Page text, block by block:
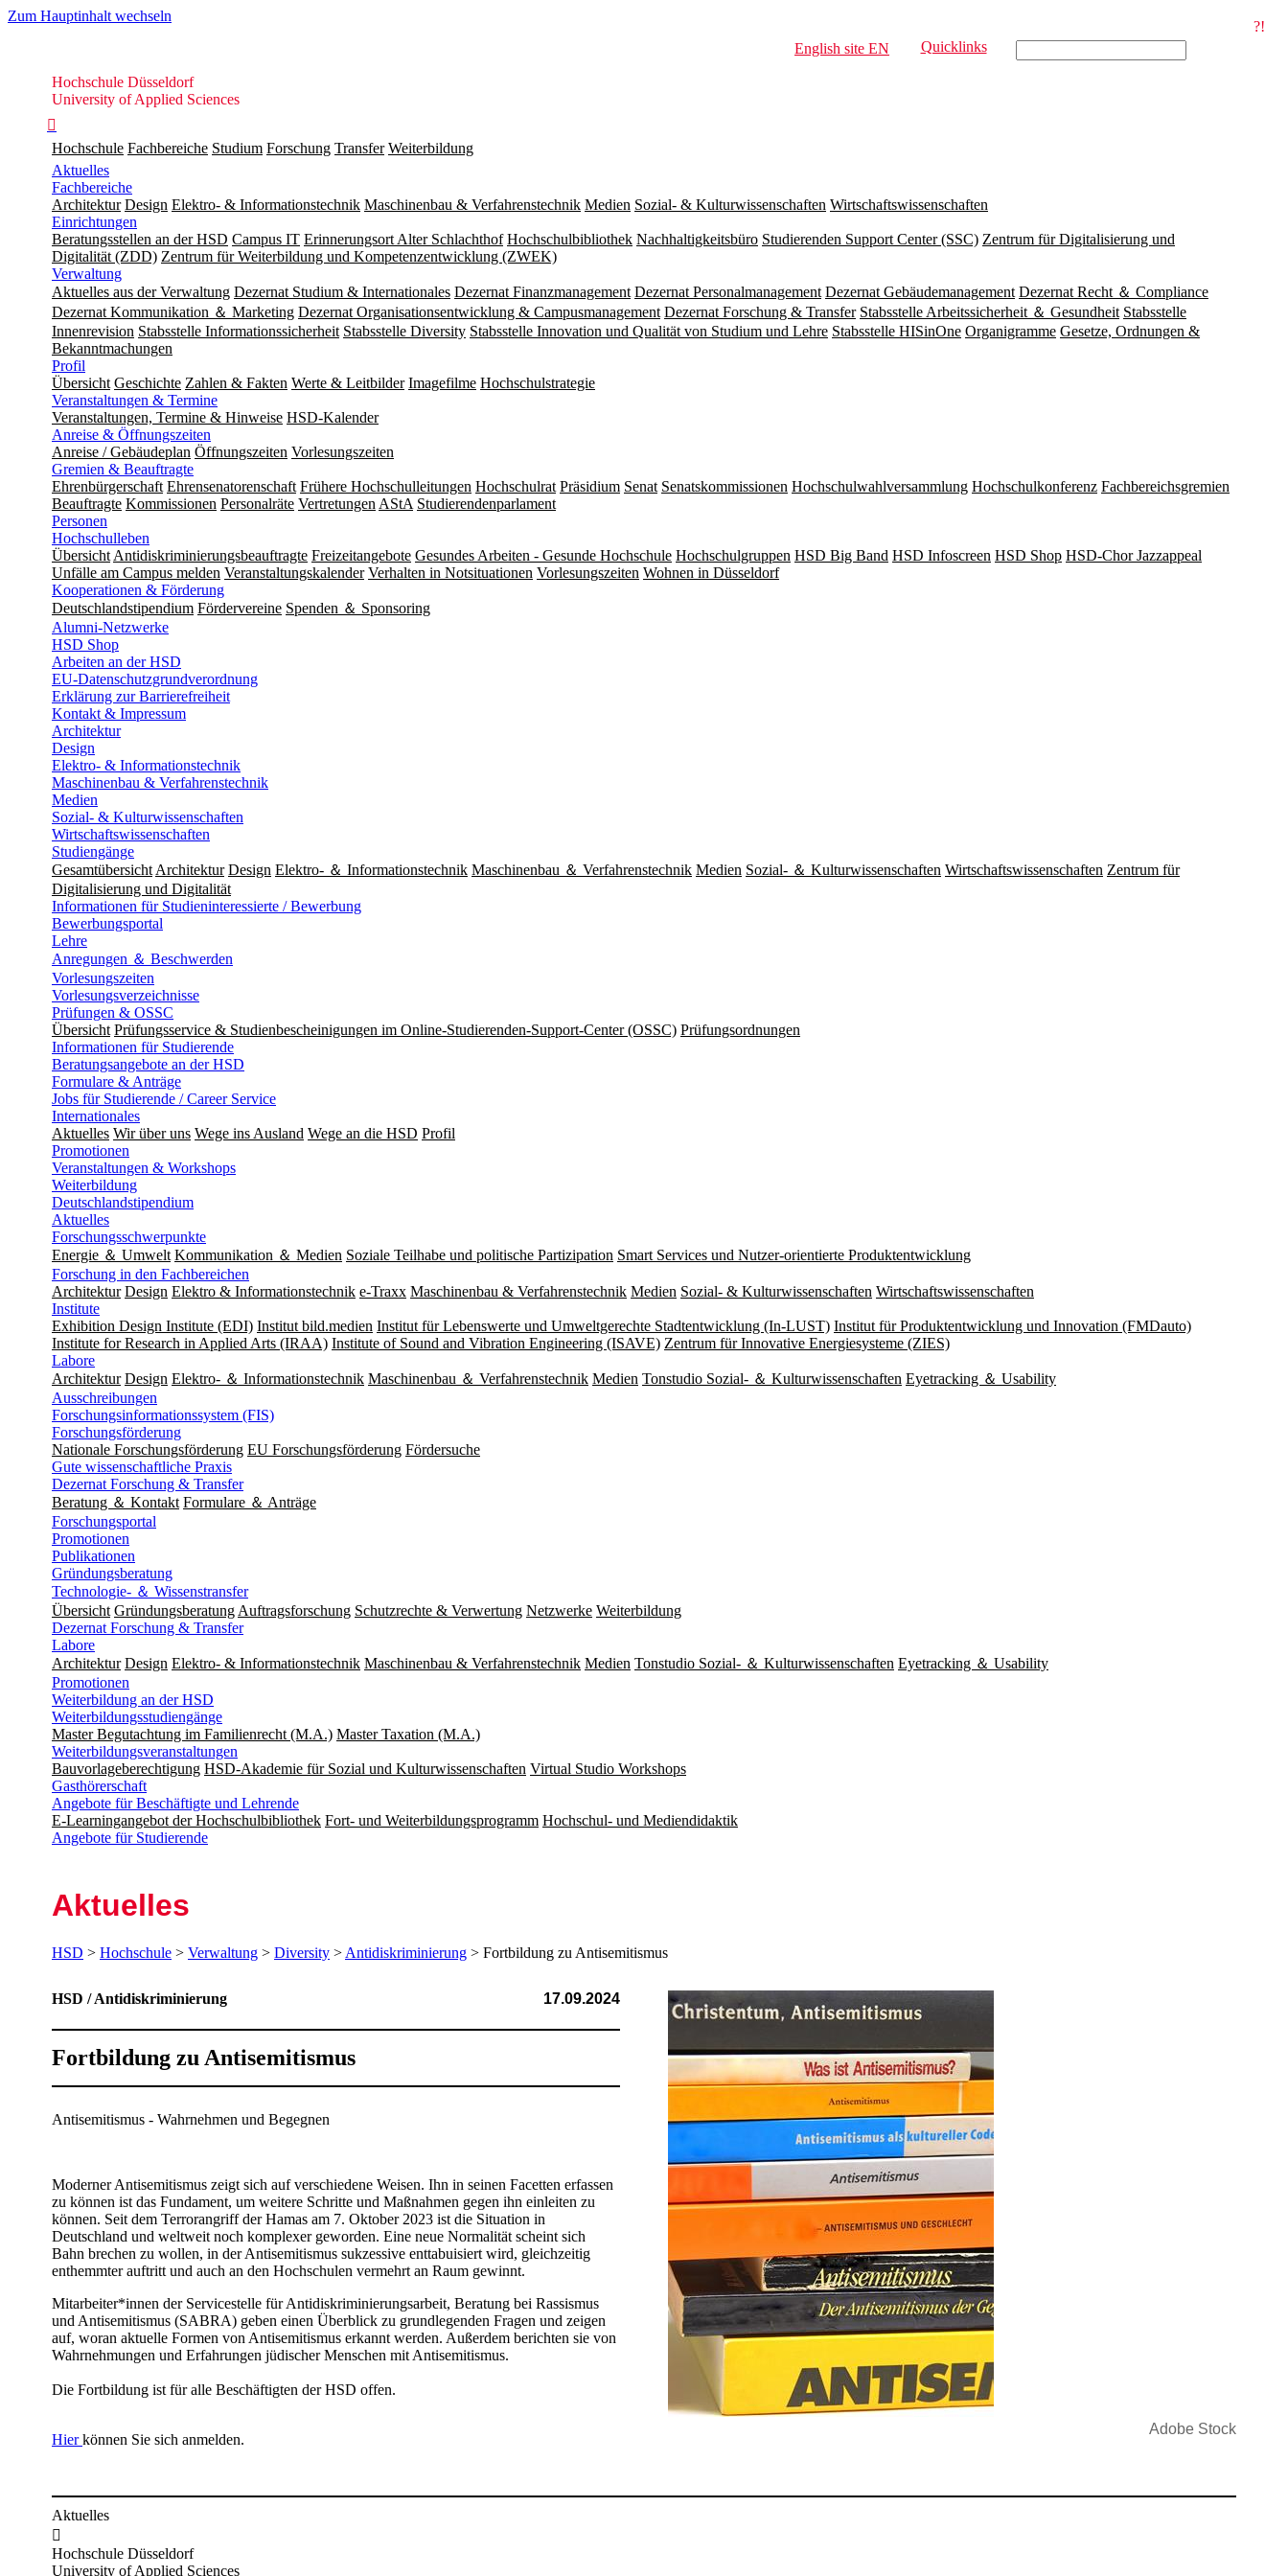
Zum Hauptinhalt wechseln
?!
Hochschule
Düsseldorf
Hochschule Düsseldorf
University of Applied Sciences

English site EN Quicklinks
Hochschule Fachbereiche Studium Forschung Transfer Weiterbildung
Aktuelles
Fachbereiche
Architektur Design Elektro- & Informationstechnik Maschinenbau & Verfahrenstechnik Medien Sozial- & Kulturwissenschaften Wirtschaftswissenschaften
Einrichtungen
Beratungsstellen an der HSD Campus IT Erinnerungsort Alter Schlachthof Hochschulbibliothek Nachhaltigkeitsbüro Studierenden Support Center (SSC) Zentrum für Digitalisierung und
Digitalität (ZDD) Zentrum für Weiterbildung und Kompetenzentwicklung (ZWEK)
Verwaltung
Aktuelles aus der Verwaltung Dezernat Studium & Internationales Dezernat Finanzmanagement Dezernat Personalmanagement Dezernat Gebäudemanagement Dezernat Recht ＆ Compliance
Dezernat Kommunikation ＆ Marketing Dezernat Organisationsentwicklung & Campusmanagement Dezernat Forschung & Transfer Stabsstelle Arbeitssicherheit ＆ Gesundheit Stabsstelle
Innenrevision Stabsstelle In­for­ma­ti­ons­sicher­heit Stabsstelle Diversity Stabsstelle Innovation und Qualität von Studium und Lehre Stabsstelle HISinOne Organigramme Gesetze, Ordnungen &
Bekanntmachungen
Profil
Übersicht Geschichte Zahlen & Fakten Werte & Leitbilder Imagefilme Hochschulstrategie
Veranstaltungen & Termine
Veranstaltungen, Termine & Hinweise HSD-Kalender
Anreise & Öffnungszeiten
Anreise / Gebäudeplan Öffnungszeiten Vorlesungszeiten
Gremien & Beauftragte
Ehrenbürgerschaft Ehrensenatorenschaft Frühere Hochschulleitungen Hochschulrat Präsidium Senat Senatskommissionen Hochschulwahlversammlung Hochschulkonferenz Fachbereichsgremien
Beauftragte Kommissionen Personalräte Vertretungen AStA Studierendenparlament
Personen
Hochschulleben
Übersicht Antidiskriminierungsbeauftragte Freizeitangebote Gesundes Arbeiten - Gesunde Hochschule Hochschulgruppen HSD Big Band HSD Infoscreen HSD Shop HSD-Chor Jazzappeal
Unfälle am Campus melden Veranstaltungskalender Verhalten in Notsituationen Vorlesungszeiten Wohnen in Düsseldorf
Kooperationen & Förderung
Deutschlandstipendium Fördervereine Spenden ＆ Sponsoring
Alumni-Netzwerke
HSD Shop
Arbeiten an der HSD
EU-Datenschutzgrundverordnung
Erklärung zur Barrierefreiheit
Kontakt & Impressum
Architektur
Design
Elektro- & Informationstechnik
Maschinenbau & Verfahrenstechnik
Medien
Sozial- & Kulturwissenschaften
Wirtschaftswissenschaften
Studiengänge
Gesamtübersicht Architektur Design Elektro- ＆ Informationstechnik Maschinenbau ＆ Verfahrenstechnik Medien Sozial- ＆ Kulturwissenschaften Wirtschaftswissenschaften Zentrum für
Digitalisierung und Digitalität
Informationen für Studieninteressierte / Bewerbung
Bewerbungsportal
Lehre
Anregungen ＆ Beschwerden
Vorlesungszeiten
Vorlesungsverzeichnisse
Prüfungen & OSSC
Übersicht Prüfungsservice & Studienbescheinigungen im Online-Studierenden-Support-Center (OSSC) Prüfungsordnungen
Informationen für Studierende
Beratungsangebote an der HSD
Formulare & Anträge
Jobs für Studierende / Career Service
Internationales
Aktuelles Wir über uns Wege ins Ausland Wege an die HSD Profil
Promotionen
Veranstaltungen & Workshops
Weiterbildung
Deutschlandstipendium
Aktuelles
Forschungsschwerpunkte
Energie ＆ Umwelt Kommunikation ＆ Medien Soziale Teilhabe und politische Partizipation Smart Services und Nutzer-orientierte Produktentwicklung
Forschung in den Fachbereichen
Architektur Design Elektro & Informationstechnik e-Traxx Maschinenbau & Verfahrenstechnik Medien Sozial- & Kulturwissenschaften Wirtschaftswissenschaften
Institute
Exhibition Design Institute (EDI) Institut bild.medien Institut für Lebenswerte und Umweltgerechte Stadtentwicklung (In-LUST) Institut für Produktentwicklung und Innovation (FMDauto)
Institute for Research in Applied Arts (IRAA) Institute of Sound and Vibration Engineering (ISAVE) Zentrum für Innovative Energiesysteme (ZIES)
Labore
Architektur Design Elektro- ＆ Informationstechnik Maschinenbau ＆ Verfahrenstechnik Medien Tonstudio Sozial- ＆ Kulturwissenschaften Eyetracking ＆ Usability
Ausschreibungen
Forschungsinformationssystem (FIS)
Forschungsförderung
Nationale Forschungsförderung EU Forschungsförderung Fördersuche
Gute wissenschaftliche Praxis
Dezernat Forschung & Transfer
Beratung ＆ Kontakt Formulare ＆ Anträge
Forschungsportal
Promotionen
Publikationen
Gründungsberatung
Technologie- ＆ Wissenstransfer
Übersicht Gründungsberatung Auftragsforschung Schutzrechte & Verwertung Netzwerke Weiterbildung
Dezernat Forschung & Transfer
Labore
Architektur Design Elektro- & Informationstechnik Maschinenbau & Verfahrenstechnik Medien Tonstudio Sozial- ＆ Kulturwissenschaften Eyetracking ＆ Usability
Promotionen
Weiterbildung an der HSD
Weiterbildungsstudiengänge
Master Begutachtung im Familienrecht (M.A.) Master Taxation (M.A.)
Weiterbildungsveranstaltungen
Bauvorlageberechtigung HSD-Akademie für Sozial und Kulturwissenschaften Virtual Studio Workshops
Gasthörerschaft
Angebote für Beschäftigte und Lehrende
E-Learningangebot der Hochschulbibliothek Fort- und Weiterbildungsprogramm Hochschul- und Mediendidaktik
Angebote für Studierende
Aktuelles
HSD > Hochschule > Verwaltung > Diversity > Antidiskriminierung > Fort­bildung zu Anti­semi­tismus
HSD / Antidiskriminierung 17.09.2024
Fort­bildung zu Anti­semi­tismus
​Antisemitismus - Wahrnehmen und Begegnen
Moderner Antisemitismus zeigt sich auf verschiedene Weisen. Ihn in seinen Facetten erfassen
zu können ist das Fundament, um weitere Schritte und Maßnahmen gegen ihn einleiten zu
können. Seit dem Terrorangriff der Hamas am 7. Oktober 2023 ist die Situation in
Deutschland und weltweit noch komplexer geworden. Eine neue Normalität scheint sich
Bahn brechen zu wollen, in der Antisemitismus sukzessive enttabuisiert wird, gleichzeitig
enthemmter auftritt und auch an den Hochschulen vermehrt an Raum gewinnt.
​Mitarbeiter*innen der Servicestelle für Antidiskriminierungsarbeit, Beratung bei Rassismus
und Antisemitismus (SABRA) geben einen Überblick zu grundlegenden Fragen und zeigen
auf, woran aktuelle Formen von Antisemitismus erkannt werden. Außerdem berichten sie von
Wahrnehmungen und Erfahrungen jüdischer Menschen mit Antisemitismus. ​
​​Die Fortbildung ist für alle Beschäftigten der HSD offen.
Hierkönnen Sie sich anmelden.
Adobe Stock
Aktuelles

Hochschule Düsseldorf
University of Applied Sciences